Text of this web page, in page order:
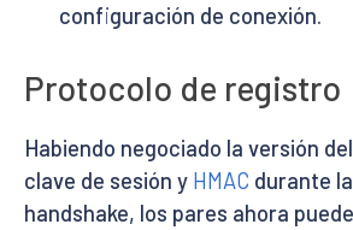
configuración de conexión.
Protocolo de registro
Habiendo negociado la versión
clave de sesión y HMAC durante
handshake, los pares ahora